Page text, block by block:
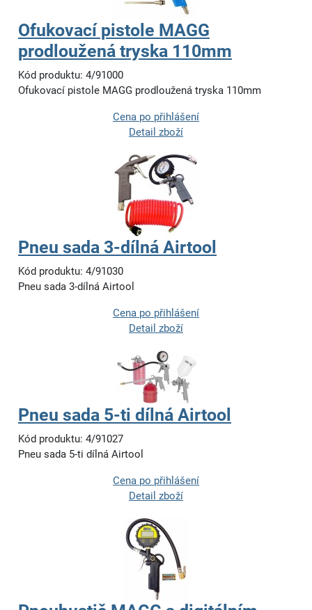
Ofukovací pistole MAGG
prodloužená tryska 110mm
Kód produktu: 4/91000
Ofukovací pistole MAGG prodloužená tryska 110mm
Cena po přihlášení
Detail zboží
Pneu sada 3-dílná Airtool
Kód produktu: 4/91030
Pneu sada 3-dílná Airtool
Cena po přihlášení
Detail zboží
Pneu sada 5-ti dílná Airtool
Kód produktu: 4/91027
Pneu sada 5-ti dílná Airtool
Cena po přihlášení
Detail zboží